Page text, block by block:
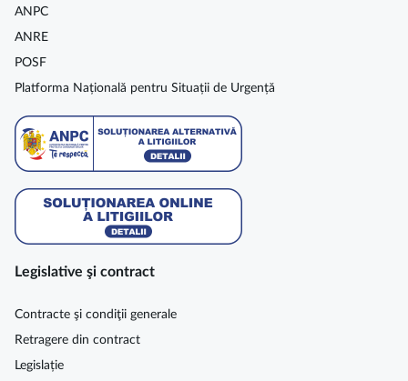
ANPC
ANRE
POSF
Platforma Națională pentru Situații de Urgență
Legislative şi contract
Contracte şi condiţii generale
Retragere din contract
Legislație